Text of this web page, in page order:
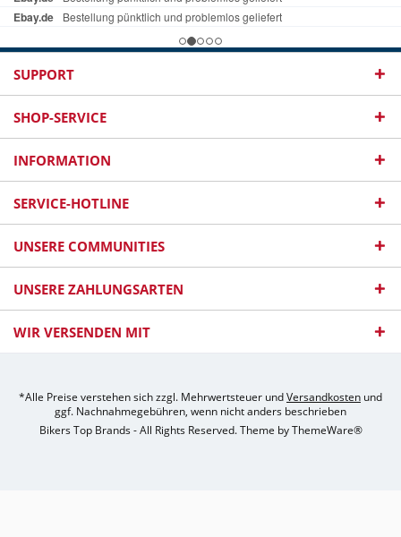
SUPPORT
SHOP-SERVICE
INFORMATION
SERVICE-HOTLINE
UNSERE COMMUNITIES
UNSERE ZAHLUNGSARTEN
WIR VERSENDEN MIT
*Alle Preise verstehen sich zzgl. Mehrwertsteuer undVersandkosten und
ggf. Nachnahmegebühren, wenn nicht anders beschrieben
Bikers Top Brands - All Rights Reserved. Theme byThemeWare®